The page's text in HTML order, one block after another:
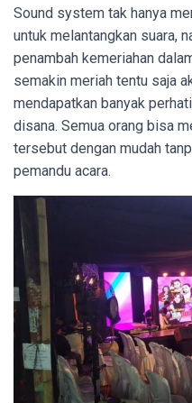
Sound system tak hanya
untuk melantangkan suara,
penambah kemeriahan
semakin meriah tentu saja
mendapatkan banyak
disana. Semua orang bisa
tersebut dengan mudah
pemandu acara.